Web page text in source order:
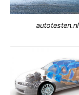
autotesten.nl